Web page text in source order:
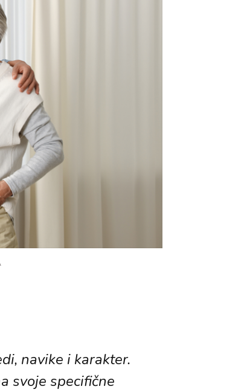
navike i karakter.
svoje specifične